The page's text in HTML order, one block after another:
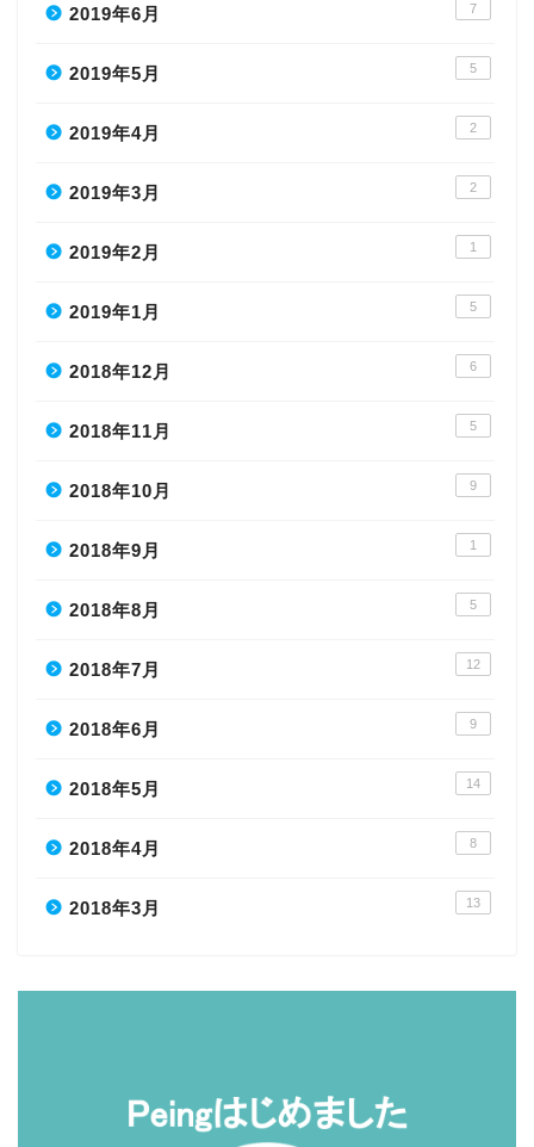
2019年6月 7
2019年5月 5
2019年4月 2
2019年3月 2
2019年2月 1
2019年1月 5
2018年12月 6
2018年11月 5
2018年10月 9
2018年9月 1
2018年8月 5
2018年7月 12
2018年6月 9
2018年5月 14
2018年4月 8
2018年3月 13